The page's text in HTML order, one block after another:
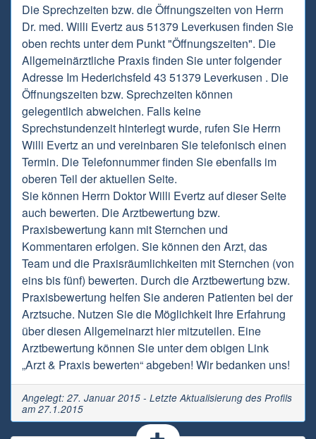
Die Sprechzeiten bzw. die Öffnungszeiten von Herrn
Dr. med. Willi Evertz aus 51379 Leverkusen finden Sie
oben rechts unter dem Punkt "Öffnungszeiten". Die
Allgemeinärztliche Praxis finden Sie unter folgender
Adresse Im Hederichsfeld 43 51379 Leverkusen . Die
Öffnungszeiten bzw. Sprechzeiten können
gelegentlich abweichen. Falls keine
Sprechstundenzeit hinterlegt wurde, rufen Sie Herrn
Willi Evertz an und vereinbaren Sie telefonisch einen
Termin. Die Telefonnummer finden Sie ebenfalls im
oberen Teil der aktuellen Seite.
Sie können Herrn Doktor Willi Evertz auf dieser Seite
auch bewerten. Die Arztbewertung bzw.
Praxisbewertung kann mit Sternchen und
Kommentaren erfolgen. Sie können den Arzt, das
Team und die Praxisräumlichkeiten mit Sternchen (von
eins bis fünf) bewerten. Durch die Arztbewertung bzw.
Praxisbewertung helfen Sie anderen Patienten bei der
Arztsuche. Nutzen Sie die Möglichkeit Ihre Erfahrung
über diesen Allgemeinarzt hier mitzuteilen. Eine
Arztbewertung können Sie unter dem obigen Link
„Arzt & Praxis bewerten“ abgeben! Wir bedanken uns!
Angelegt: 27. Januar 2015 - Letzte Aktualisierung des Profils
am 27.1.2015